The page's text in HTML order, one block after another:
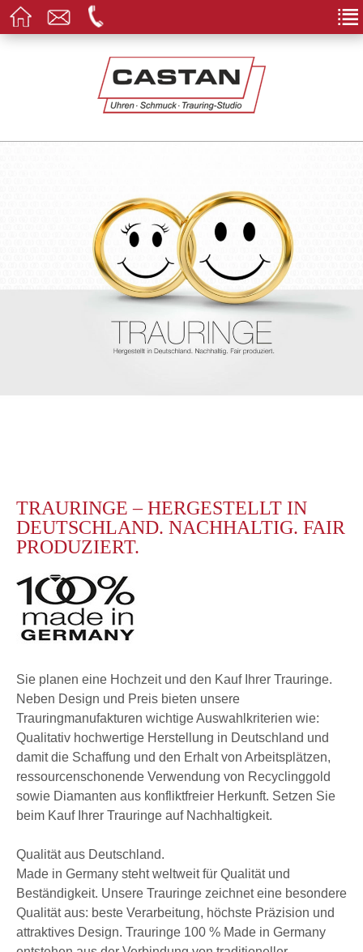
TRAURINGE – HERGESTELLT IN
DEUTSCHLAND. NACHHALTIG. FAIR
PRODUZIERT.
Sie planen eine Hochzeit und den Kauf Ihrer Trauringe.
Neben Design und Preis bieten unsere
Trauringmanufakturen wichtige Auswahlkriterien wie:
Qualitativ hochwertige Herstellung in Deutschland und
damit die Schaffung und den Erhalt von Arbeitsplätzen,
ressourcenschonende Verwendung von Recyclinggold
sowie Diamanten aus konfliktfreier Herkunft. Setzen Sie
beim Kauf Ihrer Trauringe auf Nachhaltigkeit.
Qualität aus Deutschland.
Made in Germany steht weltweit für Qualität und
Beständigkeit. Unsere Trauringe zeichnet eine besondere
Qualität aus: beste Verarbeitung, höchste Präzision und
attraktives Design. Trauringe 100 % Made in Germany